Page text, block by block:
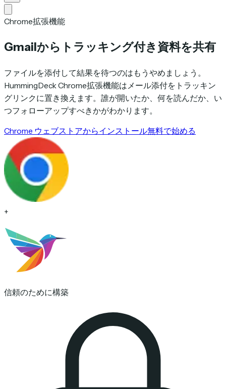
Chrome拡張機能
Gmailからトラッキング付き資料を共有
ファイルを添付して結果を待つのはもうやめましょう。
HummingDeck Chrome拡張機能はメール添付をトラッキン
グリンクに置き換えます。誰が開いたか、何を読んだか、い
つフォローアップすべきかがわかります。
Chrome ウェブストアからインストール無料で始める
+
信頼のために構築